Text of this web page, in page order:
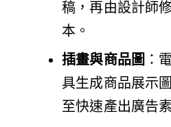
稿，再由設計師
本。
插畫與商品圖 ：
具生成商品展示
至快速產出廣告